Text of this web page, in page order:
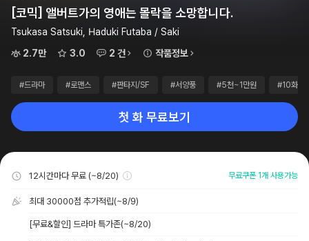
[코믹] 앨버트가의 영애는 몰락을 소망합니다.
Tsukasa Satsuki, Haduki Futaba / Saki
2.7만
3.0 2 건 작품정보
#드라마 #로맨스 #판타지/SF #서양풍 #5천~1만원 #10화이
첫 화 무료보기
12시간마다 무료 (~8/20) 무료쿠폰 1개 사용가능
최대 30000점 추가적립(~8/9)
[무료&할인] 드라마 특가존(~8/20)